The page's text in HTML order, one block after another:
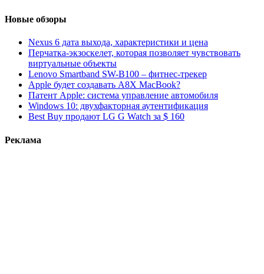
Новые обзоры
Nexus 6 дата выхода, характеристики и цена
Перчатка-экзоскелет, которая позволяет чувствовать
виртуальные объекты
Lenovo Smartband SW-B100 – фитнес-трекер
Apple будет создавать A8X MacBook?
Патент Apple: система управление автомобиля
Windows 10: двухфакторная аутентификация
Best Buy продают LG G Watch за $ 160
Реклама